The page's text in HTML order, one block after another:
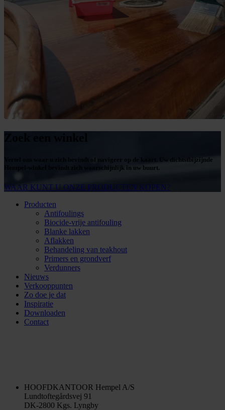
Vertel ons waar u zich bevindt of navigeer op de kaart. Uw dichtstbijzijnde
Hempel-winkel bevindt zich waarschijnlijk in uw buurt.
WAAR KUNT U ONZE PRODUCTEN KOPEN?
Producten
Antifoulings
Biocide-vrije antifouling
Blanke lakken
Aflakken
Behandeling van teakhout
Primers en grondverf
Verdunners
Nieuws
Verkooppunten
Zo doe je dat
Inspiratie
Downloaden
Contact
HOOFDKANTOOR Hempel A/S
Lundtoftegårdsvej 91
DK-2800 Kgs. Lyngby